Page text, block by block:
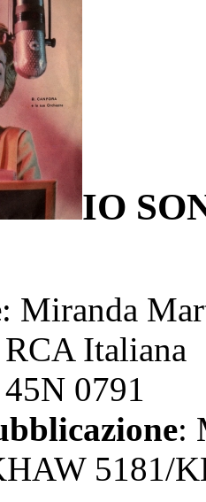
IO
: Miranda
Italiana
0791
:
5181/